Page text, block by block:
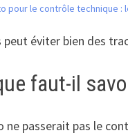
pour le contrôle technique :
éviter bien des
faut-il
ne passerait pas le